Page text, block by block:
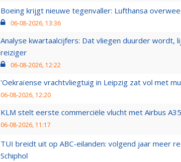
Boeing krijgt nieuwe tegenvaller: Lufthansa
06-08-2026, 13:36
Analyse kwartaalcijfers: Dat vliegen duurder wordt,
reiziger
06-08-2026, 12:22
'Oekraïense vrachtvliegtuig in Leipzig zat vol met
06-08-2026, 12:20
KLM stelt eerste commerciële vlucht met Airbus
06-08-2026, 11:17
TUI breidt uit op ABC-eilanden: volgend jaar meer
Schiphol